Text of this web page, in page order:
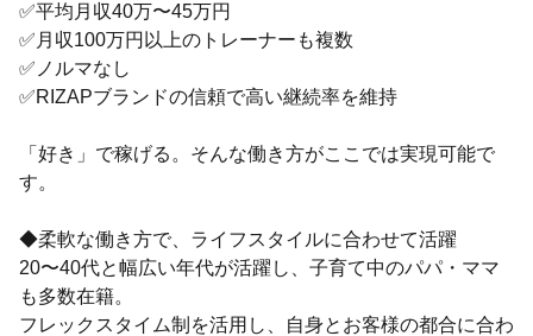
✅平均月収40万〜45万円
✅月収100万円以上のトレーナーも複数
✅ノルマなし
✅RIZAPブランドの信頼で高い継続率を維持
「好き」で稼げる。そんな働き方がここでは実現可能で
す。
◆柔軟な働き方で、ライフスタイルに合わせて活躍
20〜40代と幅広い年代が活躍し、子育て中のパパ・ママ
も多数在籍。
フレックスタイム制を活用し、自身とお客様の都合に合わ